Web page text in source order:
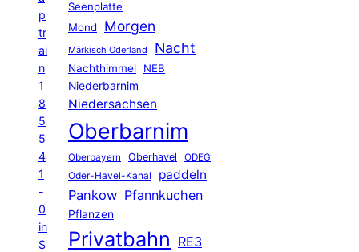
p
tr
ai
n
1
8
5
5
4
1
-
0
in
S
Seenplatte
Mond
Morgen
Märkisch Oderland Nacht
Nachthimmel
NEB
Niederbarnim
Niedersachsen
Oberbarnim
Oberbayern Oberhavel ODEG
Oder-Havel-Kanal paddeln
Pankow Pfannkuchen
Pflanzen
Privatbahn RE3